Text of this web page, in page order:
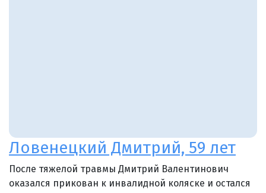
Ловенецкий Дмитрий, 59 лет
После тяжелой травмы Дмитрий Валентинович
оказался прикован к инвалидной коляске и остался